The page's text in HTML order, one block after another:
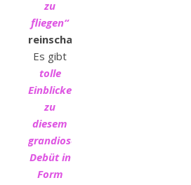
zu
fliegen“
reinschauen.
Es gibt
tolle
Einblicke
zu
diesem
grandiosen
Debüt in
Form